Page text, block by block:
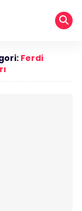
Ferdi